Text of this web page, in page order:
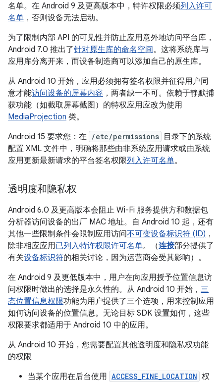
名单。在 Android 9 及更高版本中，特许权限必须列入许可
名单 ，否则设备无法启动。
为了限制内部 API 的可见性并防止应用意外地访问平台库，
Android 7.0 推出了针对原生库的命名空间。这将系统库与
应用库分离开来，而设备制造商可以添加自己的原生库。
从 Android 10 开始，应用必须拥有签名权限并征得用户同
意才能访问设备的屏幕内容 ，两者缺一不可。依赖于静默捕
获功能（如截取屏幕截图）的特权应用应改为使用
MediaProjection 类。
Android 15 要求您：在
/etc/permissions 目录下的系统
配置 XML 文件中，明确将那些由非系统应用请求或由系统
应用更新最新请求的平台签名权限列入许可名单。
透明度和隐私权
Android 6.0 及更高版本会阻止 Wi-Fi 服务提供方和数据包
分析器访问设备的出厂 MAC 地址。自 Android 10 起，还有
其他一些限制条件会限制应用访问不可变设备标识符 (ID) ，
除非相应应用已列入特许权限许可名单。（连接部分提供了
有关设备标识符的相关讨论，因为运营商会受其影响）。
在 Android 9 及更低版本中，用户在向应用授予位置信息访
问权限时做出的选择是永久性的。从 Android 10 开始， 三
态位置信息权限功能为用户提供了三个选项，用来控制应用
如何访问设备的位置信息。无论目标 SDK 设置如何，这些
权限要求都适用于 Android 10 中的应用。
从 Android 10 开始，您需要配置其他透明度和隐私权功能
的权限
当某个应用在后台使用 ACCESS_FINE_LOCATION 权